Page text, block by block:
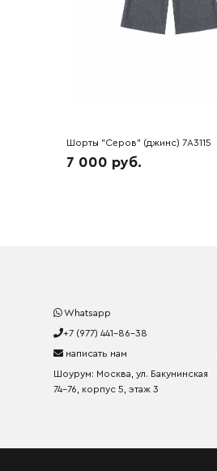
Шорты "Серов" (джинс) 7A3115
7 000 руб.
Whatsapp
+7 (977) 441-86-38
написать нам
Шоурум: Москва, ул. Бакунинская
74-76, корпус 5, этаж 3